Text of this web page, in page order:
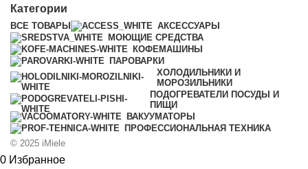
Категории
ВСЕ ТОВАРЫ
АКСЕССУАРЫ
МОЮЩИЕ СРЕДСТВА
КОФЕМАШИНЫ
ПАРОВАРКИ
ХОЛОДИЛЬНИКИ И
МОРОЗИЛЬНИКИ
ПОДОГРЕВАТЕЛИ ПОСУДЫ И
ПИЩИ
ВАКУУМАТОРЫ
ПРОФЕССИОНАЛЬНАЯ ТЕХНИКА
© 2025 iMiele
0 Избранное